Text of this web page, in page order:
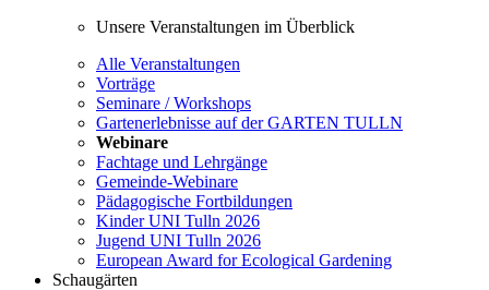
Unsere Veranstaltungen im Überblick
Alle Veranstaltungen
Vorträge
Seminare / Workshops
Gartenerlebnisse auf der GARTEN TULLN
Webinare
Fachtage und Lehrgänge
Gemeinde-Webinare
Pädagogische Fortbildungen
Kinder UNI Tulln 2026
Jugend UNI Tulln 2026
European Award for Ecological Gardening
Schaugärten